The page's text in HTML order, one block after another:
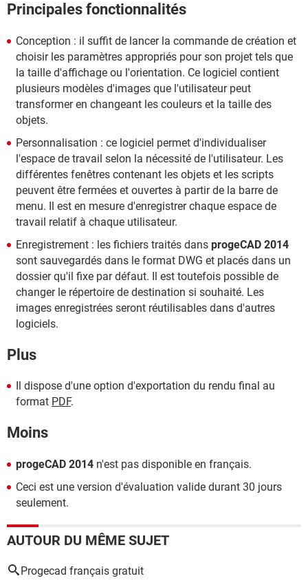
Principales fonctionnalités
Conception : il suffit de lancer la commande de création et
choisir les paramètres appropriés pour son projet tels que
la taille d'affichage ou l'orientation. Ce logiciel contient
plusieurs modèles d'images que l'utilisateur peut
transformer en changeant les couleurs et la taille des
objets.
Personnalisation : ce logiciel permet d'individualiser
l'espace de travail selon la nécessité de l'utilisateur. Les
différentes fenêtres contenant les objets et les scripts
peuvent être fermées et ouvertes à partir de la barre de
menu. Il est en mesure d'enregistrer chaque espace de
travail relatif à chaque utilisateur.
Enregistrement : les fichiers traités dans progeCAD 2014
sont sauvegardés dans le format DWG et placés dans un
dossier qu'il fixe par défaut. Il est toutefois possible de
changer le répertoire de destination si souhaité. Les
images enregistrées seront réutilisables dans d'autres
logiciels.
Plus
Il dispose d'une option d'exportation du rendu final au
format PDF.
Moins
progeCAD 2014 n'est pas disponible en français.
Ceci est une version d'évaluation valide durant 30 jours
seulement.
AUTOUR DU MÊME SUJET
Progecad français gratuit